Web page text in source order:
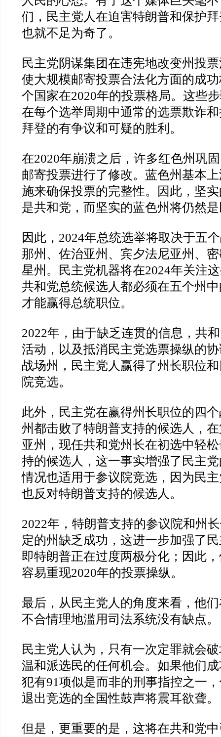
们，民主党人在迫害特朗普和保护
也就不足为奇了。
民主党阴谋集团在违宪地改变州投
使大规模邮寄投票合法化方面的成
个国家在2020年的投票格局。这些
在每个选举周期中通常的选票欺诈
拜登的有争议和可疑的胜利。
在2020年崩溃之后，许多红色州巩
邮寄投票进行了修改。蓝色州基本
施来确保投票的完整性。因此，坚
是共和党，而坚实的蓝色州将仍然
因此， 2024年总统选举将取决于五
那州、佐治亚州、宾夕法尼亚州、
星州。民主党机器将在2024年关注
共和党总统候选人都必须在五个州
才能赢得总统职位。
2022年，由于缺乏连贯的信息，共
活动，以及抵消民主党选票操纵的
战场州，民主党人赢得了州长职位
院竞选。
此外，民主党在赢得州长职位的四
州都击败了特朗普支持的候选人，
亚州，现任共和党州长在初选中轻
持的候选人，这一事实增强了民主
情况也适用于参议院竞选，因为民
也反对特朗普支持的候选人。
2022年，特朗普支持的参议院和州
定的州缺乏成功，这进一步加强了
即特朗普正在过度两极分化；因此
容易重现2020年的投票操纵。
最后，从民主党人的角度来看，他
不合情理地滥用司法系统没有缺点。
民主党人认为，只有一次定罪就会
温和派选民的任何机会。如果他们
犯有91项似是而非的刑事指控之一
退出竞选的全国性鼓声将震耳欲聋。
但是，更重要的是，这将在共和党